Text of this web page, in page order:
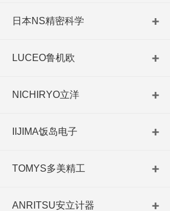
日本NS精密科学
LUCEO鲁机欧
NICHIRYO立洋
IIJIMA饭岛电子
TOMYS多美精工
ANRITSU安立计器